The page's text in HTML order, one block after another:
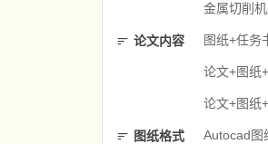
金属切削
论文内容 图纸+任务
论文+图纸
论文+图纸
图纸格式 Autocad图